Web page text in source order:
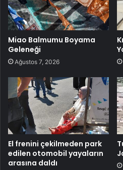
Miao Balmumu Boyama
Geleneği
Ağustos 7, 2026
El frenini çekilmeden park
edilen otomobil yayaların
arasına daldı